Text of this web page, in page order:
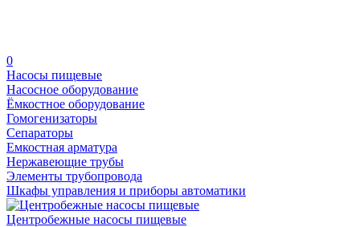
0
Насосы пищевые
Насосное оборудование
Ёмкостное оборудование
Гомогенизаторы
Сепараторы
Емкостная арматура
Нержавеющие трубы
Элементы трубопровода
Шкафы управления и приборы автоматики
Центробежные насосы пищевые